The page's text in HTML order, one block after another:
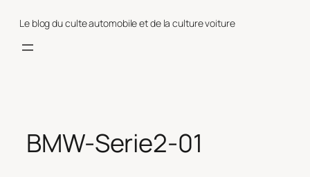
Le blog du culte automobile et de la culture voiture
BMW-Serie2-01